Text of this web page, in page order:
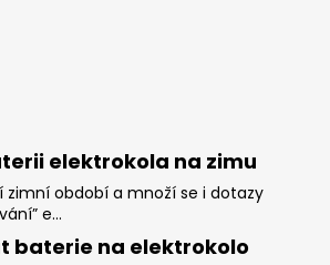
elektrokola na zimu
zimní období a množí se i dotazy
e...
baterie na elektrokolo